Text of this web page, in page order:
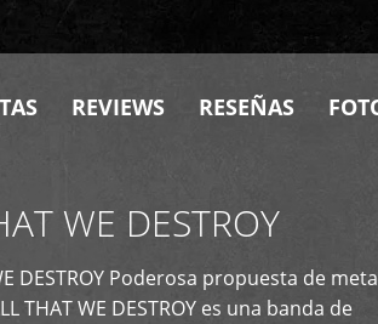
REVIEWS RESEÑAS
WE DESTROY
DESTROY Poderosa propuesta de
THAT WE DESTROY es una banda de